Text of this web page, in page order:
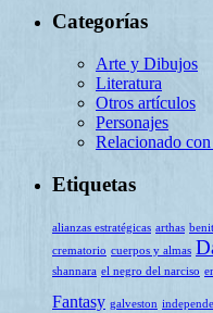
Categorías
Arte y Dibujos
Literatura
Otros artículos
Personajes
Relacionado
Etiquetas
alianzas estratégicas arthas
crematorio cuerpos y almas
shannara el negro del narciso
Fantasy galveston